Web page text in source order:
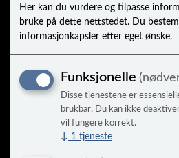
Personvernerklæring
Administrer cookies
Her kan du vurdere og tilpasse
bruke på dette nettstedet. Du
informasjonkapsler etter eget ønske.
Funksjonelle
Disse tjenestene er
brukbar. Du kan ikke
vil fungere korrekt.
↓ 1 tjeneste